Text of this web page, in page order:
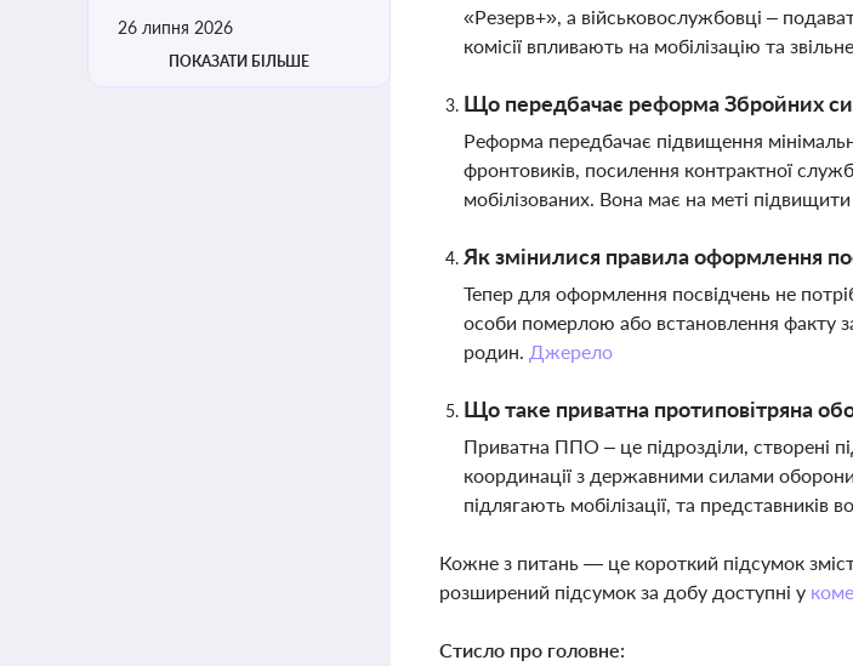
26 липня 2026
ПОКАЗАТИ БІЛЬШЕ
«Резерв+», а військовослужбовці –
комісії впливають на мобілізацію та
Що передбачає реформа Збройних
Реформа передбачає підвищення
фронтовиків, посилення контрактної
мобілізованих. Вона має на меті підвищити
Як змінилися правила оформлення
Тепер для оформлення посвідчень не
особи померлою або встановлення факту
родин. Джерело
Що таке приватна протиповітряна
Приватна ППО – це підрозділи, створені
координації з державними силами
підлягають мобілізації, та представників
Кожне з питань — це короткий підсумок
розширений підсумок за добу доступні у
Стисло про головне: